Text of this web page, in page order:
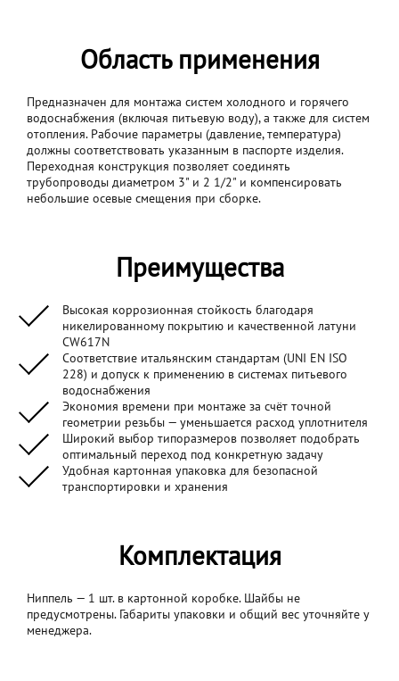
Область применения
Предназначен для монтажа систем холодного и горячего
водоснабжения (включая питьевую воду), а также для систем
отопления. Рабочие параметры (давление, температура)
должны соответствовать указанным в паспорте изделия.
Переходная конструкция позволяет соединять
трубопроводы диаметром 3" и 2 1/2" и компенсировать
небольшие осевые смещения при сборке.
Преимущества
Высокая коррозионная стойкость благодаря
никелированному покрытию и качественной латуни
CW617N
Соответствие итальянским стандартам (UNI EN ISO
228) и допуск к применению в системах питьевого
водоснабжения
Экономия времени при монтаже за счёт точной
геометрии резьбы — уменьшается расход уплотнителя
Широкий выбор типоразмеров позволяет подобрать
оптимальный переход под конкретную задачу
Удобная картонная упаковка для безопасной
транспортировки и хранения
Комплектация
Ниппель — 1 шт. в картонной коробке. Шайбы не
предусмотрены. Габариты упаковки и общий вес уточняйте у
менеджера.